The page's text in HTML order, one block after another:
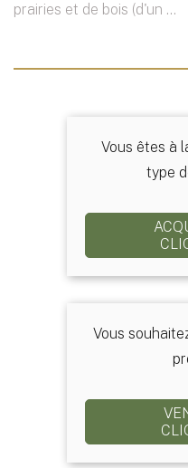
prairies et de bois (d'un ...
Vous êtes à
type
Vous